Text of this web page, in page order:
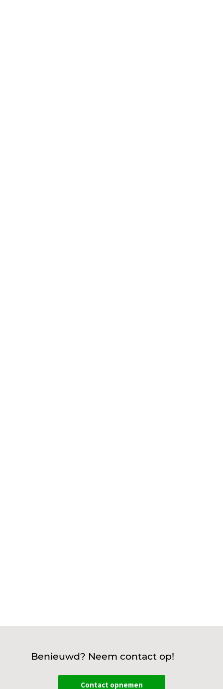
Benieuwd? Neem contact op!
Contact opnemen